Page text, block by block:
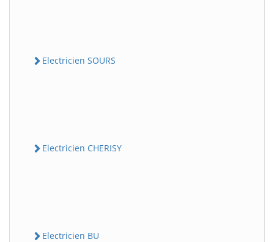
Electricien SOURS
Electricien CHERISY
Electricien BU